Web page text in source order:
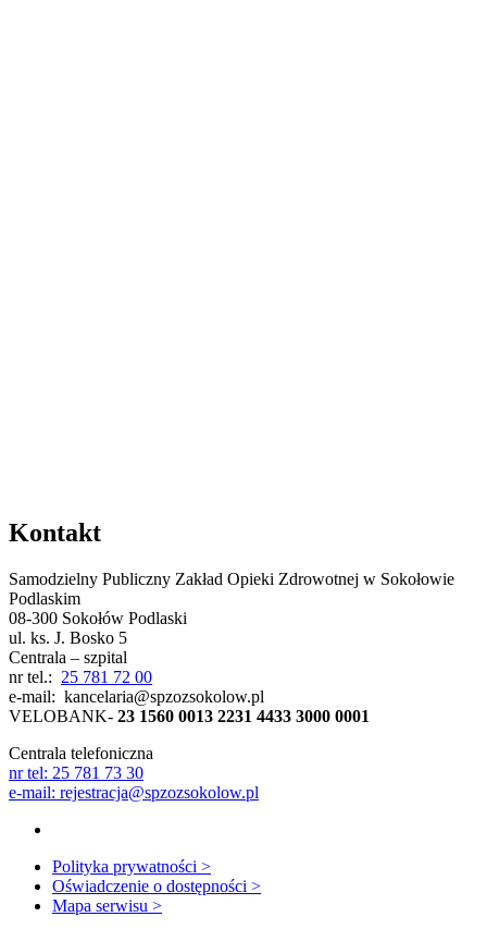
Kontakt
Samodzielny Publiczny Zakład Opieki Zdrowotnej w Sokołowie
Podlaskim
08-300 Sokołów Podlaski
ul. ks. J. Bosko 5
Centrala – szpital
nr tel.: 25 781 72 00
e-mail: kancelaria@spzozsokolow.pl
VELOBANK- 23 1560 0013 2231 4433 3000 0001
Centrala telefoniczna
nr tel: 25 781 73 30
e-mail: rejestracja@spzozsokolow.pl
Social
Media
w
nowym
oknie
Dodatkowe
informacje
Polityka prywatności >
Oświadczenie o dostępności >
Mapa serwisu >